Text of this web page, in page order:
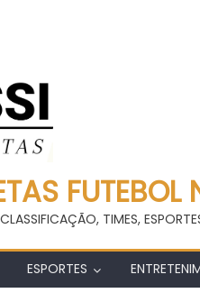
FUTEBOL
TIMES,
ESPORTES